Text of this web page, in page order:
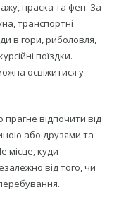
праска та фен. За
транспортні
в гори, риболовля,
поїздки.
освіжитися у
відпочити від
або друзями та
місце, куди
від того, чи